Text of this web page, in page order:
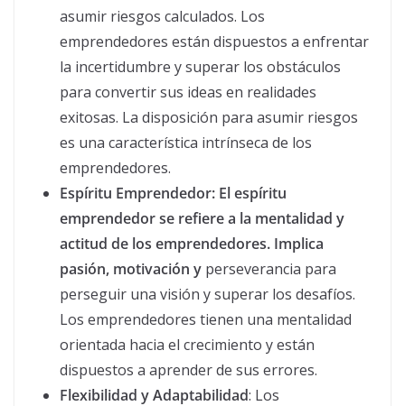
asumir riesgos calculados. Los
emprendedores están dispuestos a enfrentar
la incertidumbre y superar los obstáculos
para convertir sus ideas en realidades
exitosas. La disposición para asumir riesgos
es una característica intrínseca de los
emprendedores.
Espíritu Emprendedor: El espíritu
emprendedor se refiere a la mentalidad y
actitud de los emprendedores. Implica
pasión, motivación y perseverancia para
perseguir una visión y superar los desafíos.
Los emprendedores tienen una mentalidad
orientada hacia el crecimiento y están
dispuestos a aprender de sus errores.
Flexibilidad y Adaptabilidad: Los